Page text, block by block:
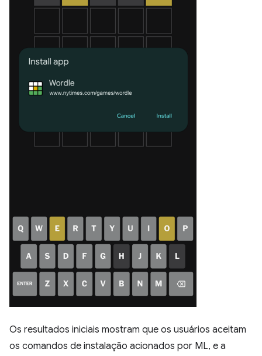
Os resultados iniciais mostram que os usuários aceitam
os comandos de instalação acionados por ML, e a